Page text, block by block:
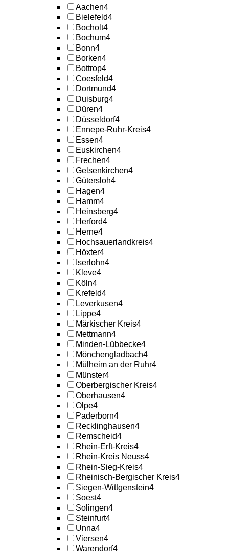
Aachen4
Bielefeld4
Bocholt4
Bochum4
Bonn4
Borken4
Bottrop4
Coesfeld4
Dortmund4
Duisburg4
Düren4
Düsseldorf4
Ennepe-Ruhr-Kreis4
Essen4
Euskirchen4
Frechen4
Gelsenkirchen4
Gütersloh4
Hagen4
Hamm4
Heinsberg4
Herford4
Herne4
Hochsauerlandkreis4
Höxter4
Iserlohn4
Kleve4
Köln4
Krefeld4
Leverkusen4
Lippe4
Märkischer Kreis4
Mettmann4
Minden-Lübbecke4
Mönchengladbach4
Mülheim an der Ruhr4
Münster4
Oberbergischer Kreis4
Oberhausen4
Olpe4
Paderborn4
Recklinghausen4
Remscheid4
Rhein-Erft-Kreis4
Rhein-Kreis Neuss4
Rhein-Sieg-Kreis4
Rheinisch-Bergischer Kreis4
Siegen-Wittgenstein4
Soest4
Solingen4
Steinfurt4
Unna4
Viersen4
Warendorf4